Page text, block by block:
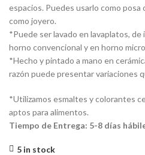
espacios. Puedes usarlo como posa
como joyero.
*Puede ser lavado en lavaplatos,
horno convencional y en horno
*Hecho y pintado a mano en
razón puede presentar variaciones
*Utilizamos esmaltes y colorantes
aptos para alimentos.
Tiempo de Entrega: 5-8 días
5 in stock